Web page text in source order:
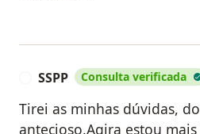
SSPP Consulta verificada
Tirei as minhas dúvidas,
antecioso.Agira estou